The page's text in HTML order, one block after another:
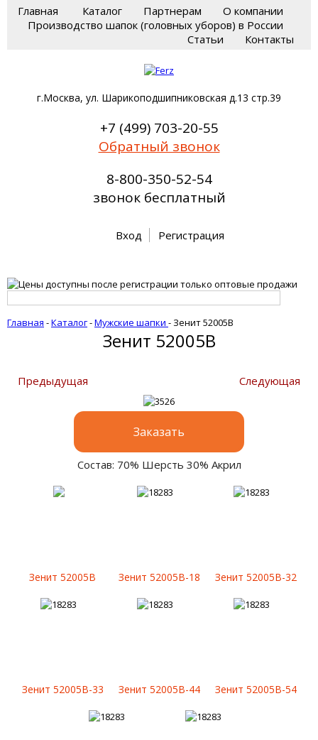
Главная Каталог Партнерам
О компании
Производство шапок (головных уборов) в России
Статьи
Контакты
г.Москва, ул. Шарикоподшипниковская д.13 стр.39
+7 (499) 703-20-55
Обратный звонок
8-800-350-52-54
звонок бесплатный
Вход Регистрация
Главная -Каталог-Мужские шапки - Зенит 52005B
Зенит 52005B
Предыдущая Следующая
Заказать
Состав: 70% Шерсть 30% Акрил
Зенит 52005B Зенит 52005B-18 Зенит 52005B-32
Зенит 52005B-33 Зенит 52005B-44 Зенит 52005B-54